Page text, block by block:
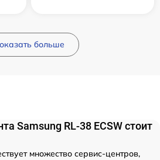
больше
Samsung RL-38 ECSW стоит
множество сервис-центров,